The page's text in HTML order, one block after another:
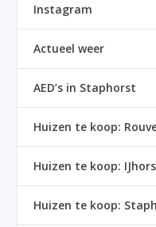
Instagram
Actueel weer
AED’s in Staphorst
Huizen te koop:
Huizen te koop:
Huizen te koop: